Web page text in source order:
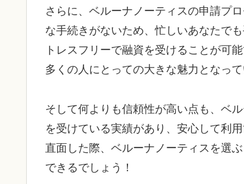
さらに、ベルーナノーティスの申請プ
な手続きがないため、忙しいあなたで
トレスフリーで融資を受けることが可
多くの人にとっての大きな魅力となって
そして何よりも信頼性が高い点も、ベ
を受けている実績があり、安心して利
直面した際、ベルーナノーティスを選
できるでしょう！